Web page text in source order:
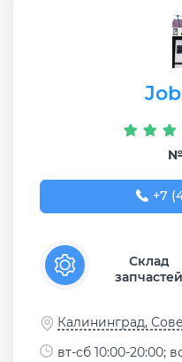
+7
+7
Склад
запчастей
Калининград,
вт-сб 10:00-20:00;